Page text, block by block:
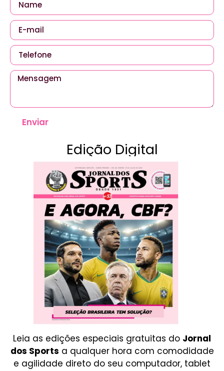
Enviar
Edição Digital
Leia as edições especiais gratuitas do Jornal
dos Sports a qualquer hora com comodidade
e agilidade direto do seu computador, tablet